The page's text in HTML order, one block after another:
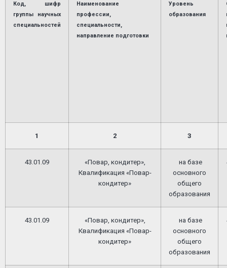
Код, шифр
группы научных
специальностей
Наименование
профессии,
специальности,
направление подготовки
Уровень
образования
1 2 3
43.01.09
«Повар, кондитер»,
Квалификация «Повар-
кондитер»
на базе
основного
общего
образования
43.01.09
«Повар, кондитер»,
Квалификация «Повар-
кондитер»
на базе
основного
общего
образования